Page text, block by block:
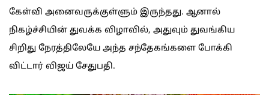
கேள்வி அனைவருக்குள்ளும் இருந்தது. ஆனால்
நிகழ்ச்சியின் துவக்க விழாவில், அதுவும் துவங்கிய
சிறிது நேரத்திலேயே அந்த சந்தேகங்களை போக்கி
விட்டார் விஜய் சேதுபதி.